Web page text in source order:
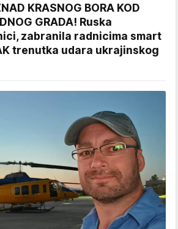
KRASNOG BORA KOD
GRADA! Ruska
zabranila radnicima smart
trenutka udara ukrajinskog